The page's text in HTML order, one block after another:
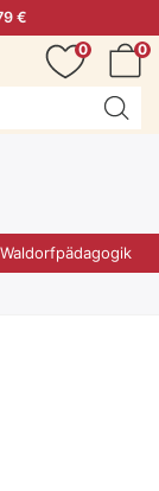
€
0
0